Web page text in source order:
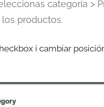
categoría >
productos.
i cambiar